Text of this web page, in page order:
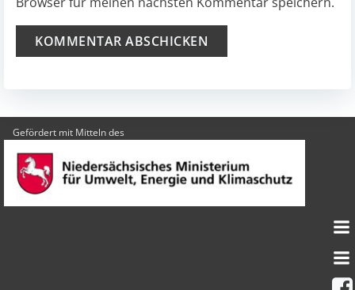
Gefördert mit Mitteln des